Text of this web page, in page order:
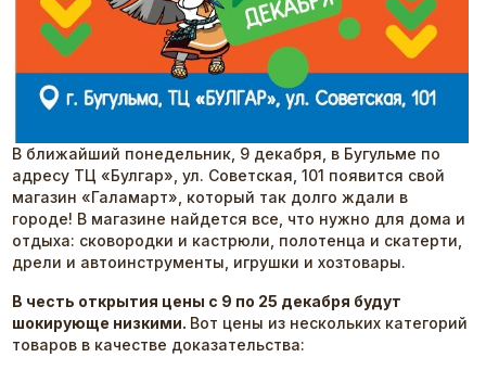
В ближайший понедельник, 9 декабря, в Бугульме по
адресу ТЦ «Булгар», ул. Советская, 101 появится свой
магазин «Галамарт», который так долго ждали в
городе! В магазине найдется все, что нужно для дома и
отдыха: сковородки и кастрюли, полотенца и скатерти,
дрели и автоинструменты, игрушки и хозтовары.
В честь открытия цены с 9 по 25 декабря будут
шокирующе низкими. Вот цены из нескольких категорий
товаров в качестве доказательства: